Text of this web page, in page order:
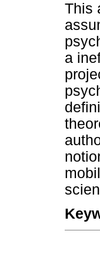
This
a